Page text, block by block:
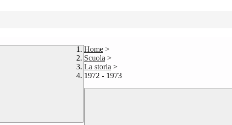
Home >
Scuola >
La storia >
1972 - 1973